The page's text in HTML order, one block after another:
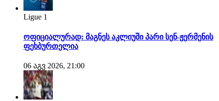
Ligue 1
ოფიციალურად: მაგნეს აკლიუში პარი სენ-ჟერმენის
ფეხბურთელია
06 აგვ 2026, 21:00